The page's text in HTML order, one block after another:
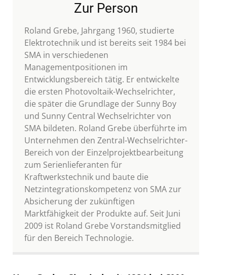
Zur Person
Roland Grebe, Jahrgang 1960, studierte
Elektrotechnik und ist bereits seit 1984 bei
SMA in verschiedenen
Managementpositionen im
Entwicklungsbereich tätig. Er entwickelte
die ersten Photovoltaik-Wechselrichter,
die später die Grundlage der Sunny Boy
und Sunny Central Wechselrichter von
SMA bildeten. Roland Grebe überführte im
Unternehmen den Zentral-Wechselrichter-
Bereich von der Einzelprojektbearbeitung
zum Serienlieferanten für
Kraftwerkstechnik und baute die
Netzintegrationskompetenz von SMA zur
Absicherung der zukünftigen
Marktfähigkeit der Produkte auf. Seit Juni
2009 ist Roland Grebe Vorstandsmitglied
für den Bereich Technologie.